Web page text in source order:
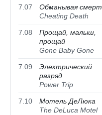
7.07
Обманывая смерт
Cheating Death
7.08
Прощай, малыш,
прощай
Gone Baby Gone
7.09
Электрический
разряд
Power Trip
7.10
Мотель ДеЛюка
The DeLuca Motel